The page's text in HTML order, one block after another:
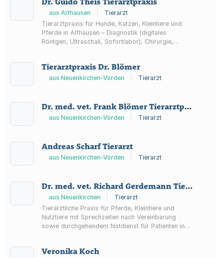
aus Alfhausen
Tierarzt
Tierarztpraxis für Hunde, Katzen, Kleintiere und
Pferde in Alfhausen – Diagnostik (digitales
Röntgen, Ultraschall, Sofortlabor), Chirurgie,
Tierarztpraxis Dr. Blömer
aus Neuenkirchen-Vörden Tierarzt
Dr. med. vet. Frank Blömer Tierarztpraxis
aus Neuenkirchen-Vörden Tierarzt
Andreas Scharf Tierarzt
aus Neuenkirchen-Vörden Tierarzt
Dr. med. vet. Richard Gerdemann Tierärztliche Praxis
aus Neuenkirchen
Tierarzt
Tierärztliche Praxis für Pferde, Kleintiere und
Nutztiere mit Sprechzeiten nach Vereinbarung
sowie durchgehendem Notdienst für Patienten in
Veronika Koch